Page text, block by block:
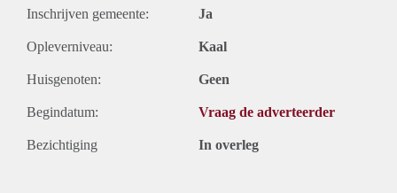
Inschrijven gemeente: Ja
Opleverniveau: Kaal
Huisgenoten: Geen
Begindatum: Vraag de adverteerder
Bezichtiging In overleg